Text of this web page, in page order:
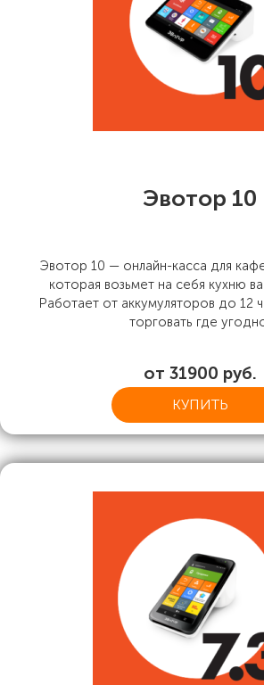
Эвотор 10
Эвотор 10 — онлайн-касса для
которая возьмет на себя кухню
Работает от аккумуляторов до 12
торговать где
от 31900 руб.
КУПИТЬ